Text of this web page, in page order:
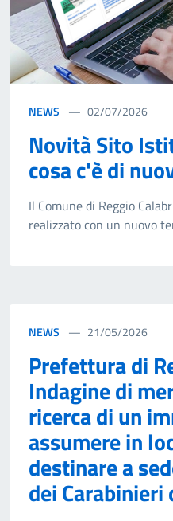
NEWS 02/07/2026
Novità Sito
cosa c'è di
Il Comune di Reggio
realizzato con un nuovo
NEWS 21/05/2026
Prefettura di
Indagine di
ricerca di un
assumere in
destinare a
dei Carabinieri